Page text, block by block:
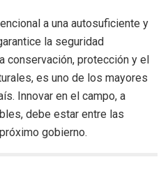
a una autosuficiente y
la seguridad
conservación, protección y el
es uno de los mayores
Innovar en el campo, a
debe estar entre las
gobierno.